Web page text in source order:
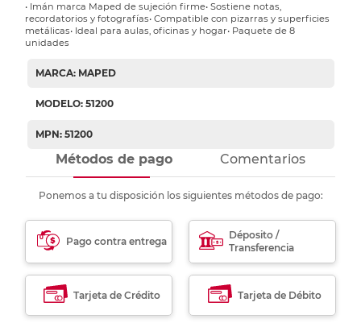
• Imán marca Maped de sujeción firme• Sostiene notas,
recordatorios y fotografías• Compatible con pizarras y superficies
metálicas• Ideal para aulas, oficinas y hogar• Paquete de 8
unidades
MARCA: MAPED
MODELO: 51200
MPN: 51200
Métodos de pago Comentarios
Ponemos a tu disposición los siguientes métodos de pago:
Pago contra entrega
Déposito /
Transferencia
Tarjeta de Crédito Tarjeta de Débito